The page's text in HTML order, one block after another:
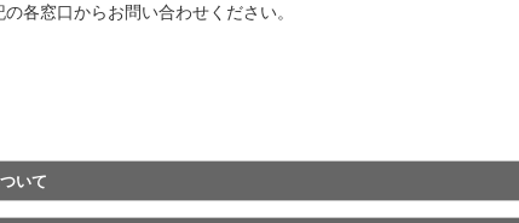
各窓口からお問い合わせください。
いて